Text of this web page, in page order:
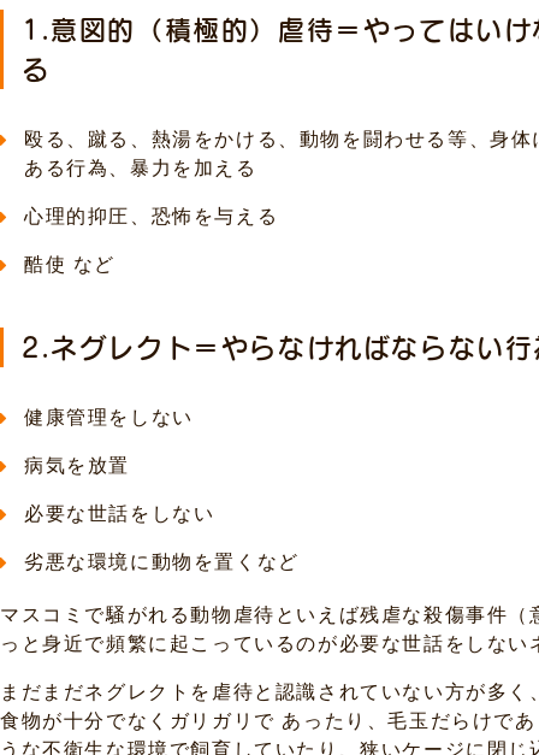
1.意図的（積極的）虐待＝やってはい
る
殴る、蹴る、熱湯をかける、動物を闘わせる等、身
ある行為、暴力を加える
心理的抑圧、恐怖を与える
酷使 など
2.ネグレクト＝やらなければならない
健康管理をしない
病気を放置
必要な世話をしない
劣悪な環境に動物を置くなど
マスコミで騒がれる動物虐待といえば残虐な殺傷事件
っと身近で頻繁に起こっているのが必要な世話をしない
まだまだネグレクトを虐待と認識されていない方が多
食物が十分でなくガリガリで あったり、毛玉だらけで
うな不衛生な環境で飼育していたり、狭いケージに閉